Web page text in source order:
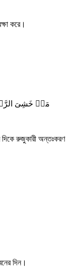
করে।
مَنۡ خَشِیَ
রুজুকারী অন্তঃকরণ
দিন।